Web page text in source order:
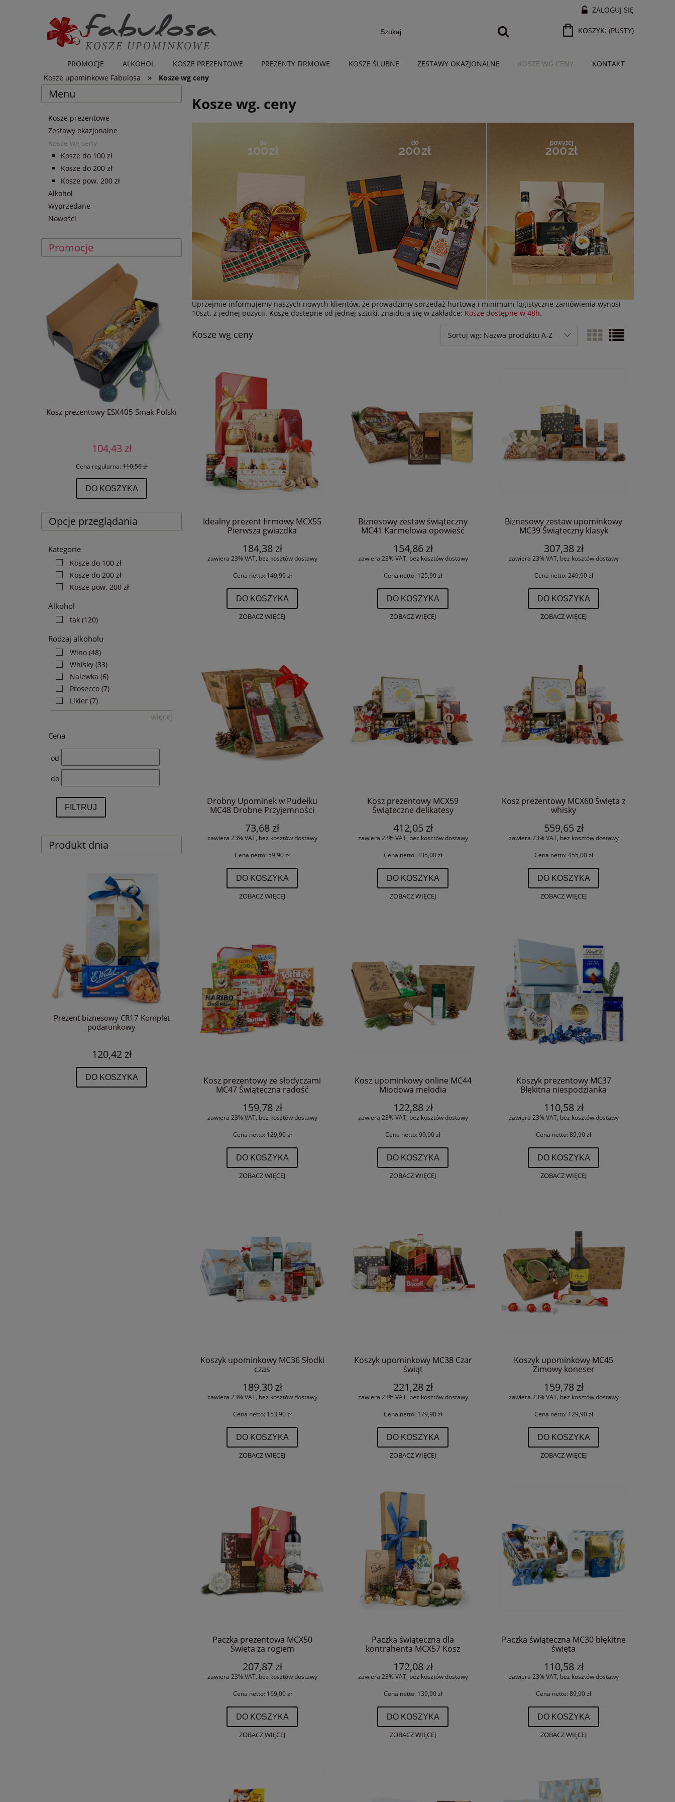
ZALOGUJ SIĘ
KOSZYK: (PUSTY)
PROMOCJE ALKOHOL KOSZE PREZENTOWE PREZENTY FIRMOWE KOSZE ŚLUBNE ZESTAWY OKAZJONALNE KOSZE WG CENY
KONTAKT
Kosze upominkowe Fabulosa
» Kosze wg ceny
Menu
Kosze prezentowe
Zestawy okazjonalne
Kosze wg ceny
Kosze do 100 zł
Kosze do 200 zł
Kosze pow. 200 zł
Alkohol
Wyprzedane
Nowości
Promocje
Kosz prezentowy ESX405 Smak Polski
104,43 zł
Cena regularna: 110,56 zł
DO KOSZYKA
Opcje przeglądania
Kategorie
Kosze do 100 zł
Kosze do 200 zł
Kosze pow. 200 zł
Alkohol
tak (120)
Rodzaj alkoholu
Wino (48)
Whisky (33)
Nalewka (6)
Prosecco (7)
Likier (7)
więcej
Cena
od
do
FILTRUJ
Produkt dnia
Prezent biznesowy CR17 Komplet
podarunkowy
120,42 zł
DO KOSZYKA
Idealny prezent firmowy MCX55
Pierwsza gwiazdka
DO KOSZYKA
Prezent na urodziny SW01 Niebiański
upominek
DO KOSZYKA
Wyselekcjonowany zestaw świąteczny
KS114 Dark Wine
POWIADOM O DOSTĘPNOŚCI
Zestaw
Kosze wg. ceny
Uprzejmie informujemy naszych nowych klientów, że prowadzimy sprzedaż hurtową i minimum logistyczne zamówienia wynosi
10szt. z jednej pozycji. Kosze dostępne od jednej sztuki, znajdują się w zakładce: Kosze dostępne w 48h.
Kosze wg ceny Sortuj wg: Nazwa produktu A-Z
Idealny prezent firmowy MCX55
Pierwsza gwiazdka
184,38 zł
zawiera 23% VAT, bez kosztów dostawy
Cena netto: 149,90 zł
DO KOSZYKA
ZOBACZ WIĘCEJ
Biznesowy zestaw świąteczny
MC41 Karmelowa opowieść
154,86 zł
zawiera 23% VAT, bez kosztów dostawy
Cena netto: 125,90 zł
DO KOSZYKA
ZOBACZ WIĘCEJ
Biznesowy zestaw upominkowy
MC39 Świąteczny klasyk
307,38 zł
zawiera 23% VAT, bez kosztów dostawy
Cena netto: 249,90 zł
DO KOSZYKA
ZOBACZ WIĘCEJ
Drobny Upominek w Pudełku
MC48 Drobne Przyjemności
73,68 zł
zawiera 23% VAT, bez kosztów dostawy
Cena netto: 59,90 zł
DO KOSZYKA
ZOBACZ WIĘCEJ
Kosz prezentowy MCX59
Świąteczne delikatesy
412,05 zł
zawiera 23% VAT, bez kosztów dostawy
Cena netto: 335,00 zł
DO KOSZYKA
ZOBACZ WIĘCEJ
Kosz prezentowy MCX60 Święta z
whisky
559,65 zł
zawiera 23% VAT, bez kosztów dostawy
Cena netto: 455,00 zł
DO KOSZYKA
ZOBACZ WIĘCEJ
Kosz prezentowy ze słodyczami
MC47 Świąteczna radość
159,78 zł
zawiera 23% VAT, bez kosztów dostawy
Cena netto: 129,90 zł
DO KOSZYKA
ZOBACZ WIĘCEJ
Kosz upominkowy online MC44
Miodowa melodia
122,88 zł
zawiera 23% VAT, bez kosztów dostawy
Cena netto: 99,90 zł
DO KOSZYKA
ZOBACZ WIĘCEJ
Koszyk prezentowy MC37
Błękitna niespodzianka
110,58 zł
zawiera 23% VAT, bez kosztów dostawy
Cena netto: 89,90 zł
DO KOSZYKA
ZOBACZ WIĘCEJ
Koszyk upominkowy MC36 Słodki
czas
189,30 zł
zawiera 23% VAT, bez kosztów dostawy
Cena netto: 153,90 zł
DO KOSZYKA
ZOBACZ WIĘCEJ
Koszyk upominkowy MC38 Czar
świąt
221,28 zł
zawiera 23% VAT, bez kosztów dostawy
Cena netto: 179,90 zł
DO KOSZYKA
ZOBACZ WIĘCEJ
Koszyk upominkowy MC45
Zimowy koneser
159,78 zł
zawiera 23% VAT, bez kosztów dostawy
Cena netto: 129,90 zł
DO KOSZYKA
ZOBACZ WIĘCEJ
Paczka prezentowa MCX50
Święta za rogiem
207,87 zł
zawiera 23% VAT, bez kosztów dostawy
Cena netto: 169,00 zł
DO KOSZYKA
ZOBACZ WIĘCEJ
Paczka świąteczna dla
kontrahenta MCX57 Kosz
172,08 zł
zawiera 23% VAT, bez kosztów dostawy
Cena netto: 139,90 zł
DO KOSZYKA
ZOBACZ WIĘCEJ
Paczka świąteczna MC30 błękitne
święta
110,58 zł
zawiera 23% VAT, bez kosztów dostawy
Cena netto: 89,90 zł
DO KOSZYKA
ZOBACZ WIĘCEJ